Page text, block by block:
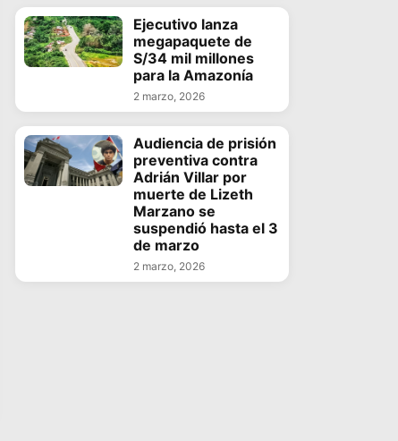
Ejecutivo lanza
megapaquete de
S/34 mil millones
para la Amazonía
2 marzo, 2026
Audiencia de prisión
preventiva contra
Adrián Villar por
muerte de Lizeth
Marzano se
suspendió hasta el 3
de marzo
2 marzo, 2026